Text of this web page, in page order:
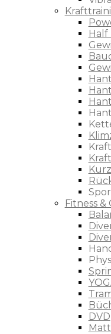
Half
Fitness &
DVD